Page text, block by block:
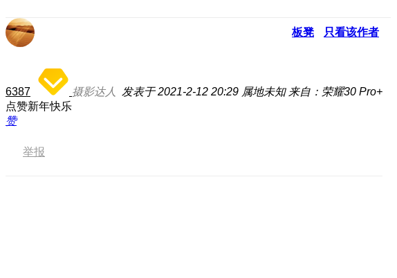
板凳 只看该作者
6387 摄影达人 发表于 2021-2-12 20:29 属地未知 来自：荣耀30 Pro+
点赞新年快乐
赞
举报